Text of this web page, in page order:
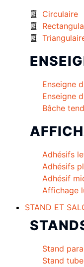
Circulaire
Enseigne
Enseigne
Bâche
Adhésifs
Adhésifs
Adhésif
Affichage
STAND ET
Stand
Stand tube